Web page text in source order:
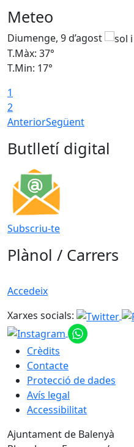
Meteo
Diumenge, 9 d’agost
T.Màx: 37°
T.Min: 17°
1
2
AnteriorSegüent
Butlletí digital
Subscriu-te
Plànol / Carrers
Accedeix
Xarxes socials:
Crèdits
Contacte
Protecció de dades
Avís legal
Accessibilitat
Ajuntament de Balenyà